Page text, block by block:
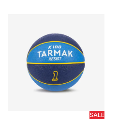
SALE